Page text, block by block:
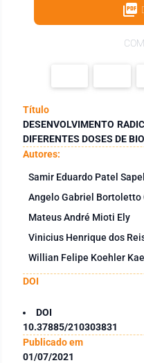
Título
DESENVOLVIMENTO
DIFERENTES DOSES DE
Autores:
Samir Eduardo Patel
Angelo Gabriel Bortoletto
Mateus André Mioti Ely
Vinicius Henrique dos
Willian Felipe Koehler
DOI
DOI
10.37885/210303831
Publicado em
01/07/2021